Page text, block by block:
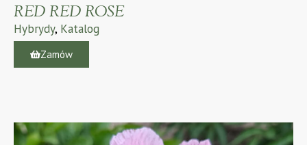
RED RED ROSE
Hybrydy, Katalog
Zamów